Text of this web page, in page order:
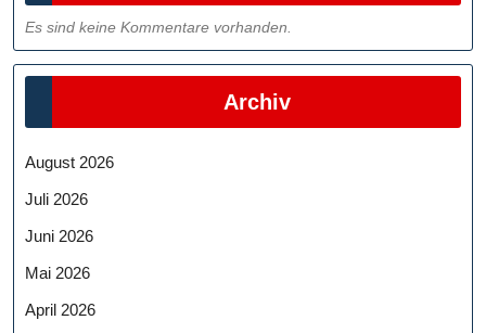
Es sind keine Kommentare vorhanden.
Archiv
August 2026
Juli 2026
Juni 2026
Mai 2026
April 2026